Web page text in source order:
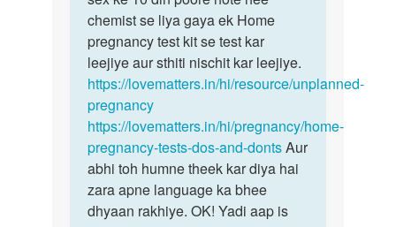
by
अज्ञात
chemist se liya gaya ek Home
pregnancy test kit se test kar
leejiye aur sthiti nischit kar leejiye.
https://lovematters.in/hi/resource/unplanned-
pregnancy
https://lovematters.in/hi/pregnancy/home-
pregnancy-tests-dos-and-dontsAur
abhi toh humne theek kar diya hai
zara apne language ka bhee
dhyaan rakhiye. OK! Yadi aap is